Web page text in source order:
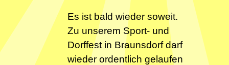
Es ist bald wieder soweit.
Zu unserem Sport- und
Dorffest in Braunsdorf darf
wieder ordentlich gelaufen